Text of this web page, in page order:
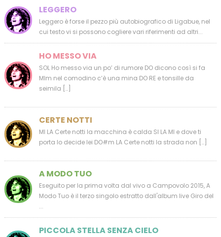
LEGGERO
Leggero è forse il pezzo più autobiografico di Ligabue, nel
cui testo vi si possono cogliere vari riferimenti ad altri...
HO MESSO VIA
SOL Ho messo via un po’ di rumore DO dicono così si fa
MIm nel comodino c’è una mina DO RE e tonsille da
seimila […]
CERTE NOTTI
MI LA Certe notti la macchina è calda SI LA MI e dove ti
porta lo decide lei DO#m LA Certe notti la strada non […]
A MODO TUO
Eseguito per la prima volta dal vivo a Campovolo 2015, A
Modo Tuo è il terzo singolo estratto dall'album live Giro del
...
PICCOLA STELLA SENZA CIELO